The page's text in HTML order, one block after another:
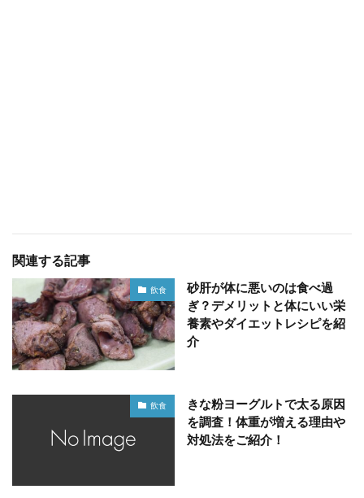
関連する記事
飲食
砂肝が体に悪いのは食べ過
ぎ？デメリットと体にいい栄
養素やダイエットレシピを紹
介
飲食
きな粉ヨーグルトで太る原因
を調査！体重が増える理由や
対処法をご紹介！